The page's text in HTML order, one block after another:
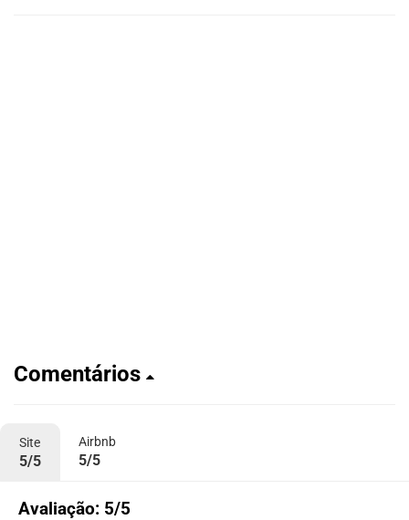
Comentários
Site
5/5
Airbnb
5/5
Avaliação: 5/5